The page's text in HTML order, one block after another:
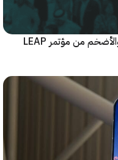
الرياض تستعد لإطلاق النسخة الخامسة والأضخم من مؤتمر LEAP